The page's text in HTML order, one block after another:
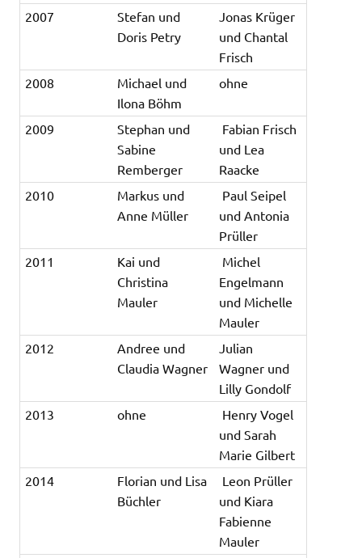
2007
Stefan und
Doris Petry
Jonas Krüger
und Chantal
Frisch
2008
Michael und
Ilona Böhm
ohne
2009
Stephan und
Sabine
Remberger
Fabian Frisch
und Lea
Raacke
2010
Markus und
Anne Müller
Paul Seipel
und Antonia
Prüller
2011
Kai und
Christina
Mauler
Michel
Engelmann
und Michelle
Mauler
2012
Andree und
Claudia Wagner
Julian
Wagner und
Lilly Gondolf
2013
ohne
Henry Vogel
und Sarah
Marie Gilbert
2014
Florian und Lisa
Büchler
Leon Prüller
und Kiara
Fabienne
Mauler